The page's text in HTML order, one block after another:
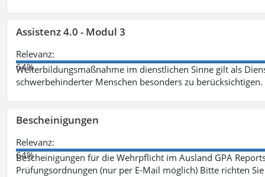
Assistenz 4.0 - Modul 3
Relevanz:
64%
Weiterbildungsmaßnahme im dienstlichen Sinne gilt als
schwerbehinderter Menschen besonders zu
Bescheinigungen
Relevanz:
64%
Bescheinigungen für die Wehrpflicht im Ausland GPA
Prüfungsordnungen (nur per E-Mail möglich) Bitte richten